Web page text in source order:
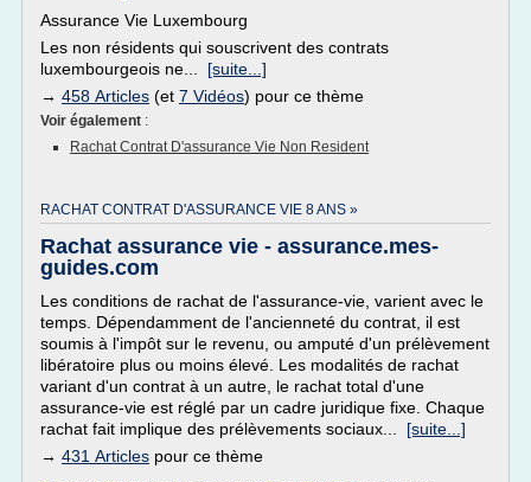
Assurance Vie Luxembourg
Les non résidents qui souscrivent des contrats
luxembourgeois ne... [suite...]
→ 458 Articles (et 7 Vidéos) pour ce thème
Voir également :
Rachat Contrat D'assurance Vie Non Resident
RACHAT CONTRAT D'ASSURANCE VIE 8 ANS »
Rachat assurance vie - assurance.mes-
guides.com
Les conditions de rachat de l'assurance-vie, varient avec le
temps. Dépendamment de l'ancienneté du contrat, il est
soumis à l'impôt sur le revenu, ou amputé d'un prélèvement
libératoire plus ou moins élevé. Les modalités de rachat
variant d'un contrat à un autre, le rachat total d'une
assurance-vie est réglé par un cadre juridique fixe. Chaque
rachat fait implique des prélèvements sociaux... [suite...]
→ 431 Articles pour ce thème